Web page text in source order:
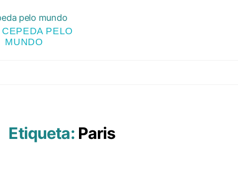
CEPEDA PELO
MUNDO
Etiqueta: Paris